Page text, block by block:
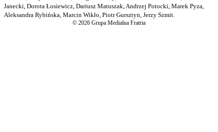
Janecki, Dorota Łosiewicz, Dariusz Matuszak, Andrzej Potocki, Marek Pyza,
Aleksandra Rybińska, Marcin Wikło, Piotr Gursztyn, Jerzy Szmit.
© 2026 Grupa Medialna Fratria